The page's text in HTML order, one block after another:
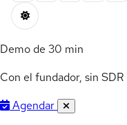
Demo de 30 min
Con el fundador, sin SDR
Agendar